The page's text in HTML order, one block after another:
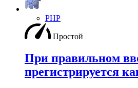
PHP
Простой
При правильном
прегистрируется